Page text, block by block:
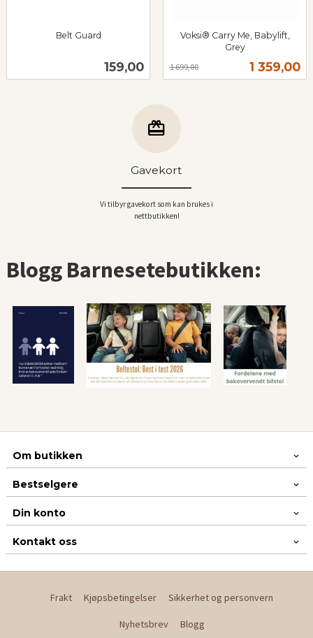
Belt Guard
Pris
159,00
Voksi® Carry Me, Babylift,
Grey
Tilbud
1 359,00
1 699,00
mva.
Gavekort
Vi tilbyr gavekort som kan brukes i
nettbutikken!
Blogg Barnesetebutikken:
Om butikken
Bestselgere
Din konto
Kontakt oss
Frakt Kjøpsbetingelser Sikkerhet og personvern
Nyhetsbrev Blogg